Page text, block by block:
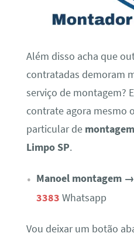
Além disso acha que
contratadas demoram
serviço de montagem?
contrate agora mesmo
particular de
Limpo SP.
Manoel montagem →
3383 Whatsapp
Vou deixar um botão